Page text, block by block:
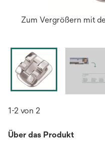
Zum Vergrößern mit
1-2 von 2
Über das Produkt